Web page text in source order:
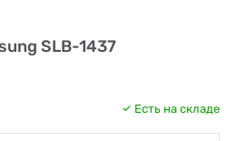
SLB-1437
Есть на складе